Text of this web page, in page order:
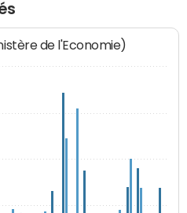
de l'Economie)